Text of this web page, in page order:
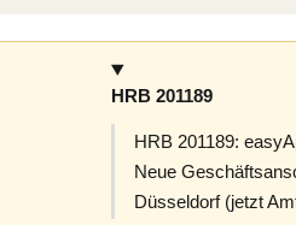
HRB 201189
HRB 201189:
Neue
Düsseldorf (jetzt